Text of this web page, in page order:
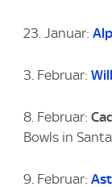
23. Januar:
3. Februar:
8. Februar:
Bowls in
9. Februar: